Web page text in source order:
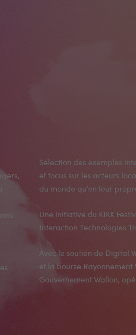
Sélection des exemples
et focus sur les acteurs
du monde qu’en leur
Une initiative du KIKK
Interaction Technologies
Avec le soutien de Digital
et la bourse
Gouvernement Wallon,